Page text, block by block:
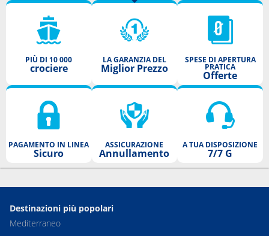
PIÙ DI 10 000
crociere
LA GARANZIA DEL
Miglior Prezzo
SPESE DI APERTURA
PRATICA
Offerte
PAGAMENTO IN LINEA
Sicuro
ASSICURAZIONE
Annullamento
A TUA DISPOSIZIONE
7/7 G
Destinazioni più popolari
Mediterraneo